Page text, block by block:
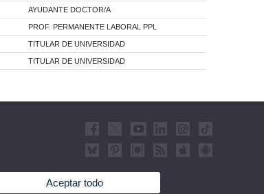
AYUDANTE DOCTOR/A
PROF. PERMANENTE LABORAL PPL
TITULAR DE UNIVERSIDAD
TITULAR DE UNIVERSIDAD
Aceptar todo